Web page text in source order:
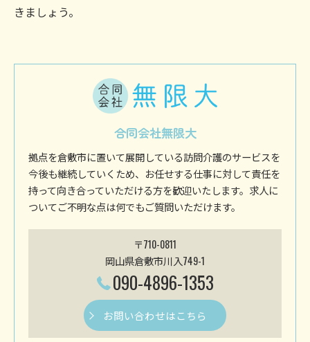
きましょう。
合同会社無限大
拠点を倉敷市に置いて展開している訪問介護のサービスを
今後も継続していくため、お任せする仕事に対して責任を
持って向き合っていただける方を歓迎いたします。求人に
ついてご不明な点は何でもご質問いただけます。
〒710-0811
岡山県倉敷市川入749-1
090-4896-1353
お問い合わせはこちら